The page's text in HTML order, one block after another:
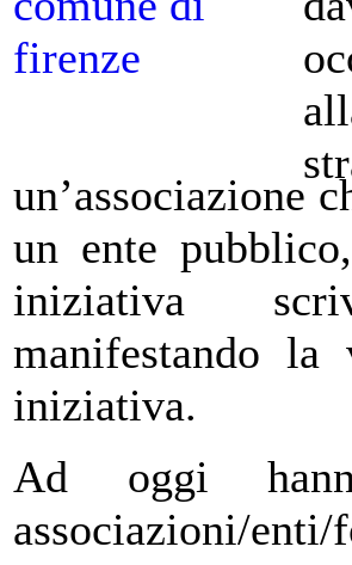
un’associazione
un ente
iniziativa
manifestando la
iniziativa.
Ad oggi
associazioni/enti/